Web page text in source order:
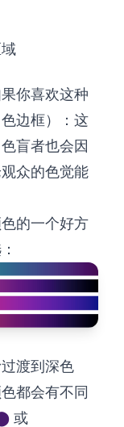
你喜欢这种
边框）：这
盲者也会因
众的色觉能
的一个好方
渡到深色
都会有不同
或